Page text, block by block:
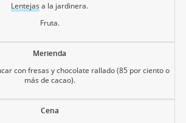
Lentejas a la jardinera.
Fruta.
Merienda
con fresas y chocolate rallado (85 por ciento o
más de cacao).
Cena